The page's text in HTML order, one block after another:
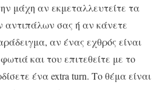
μάχη αν εκμεταλλευτείτε τα
αντιπάλων σας ή αν κάνετε
αν ένας εχθρός είναι
και του επιτεθείτε με το
ένα extra turn. Το θέμα είναι